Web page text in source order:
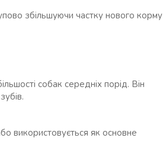
збільшуючи частку нового корму
собак середніх порід. Він
використовується як основне